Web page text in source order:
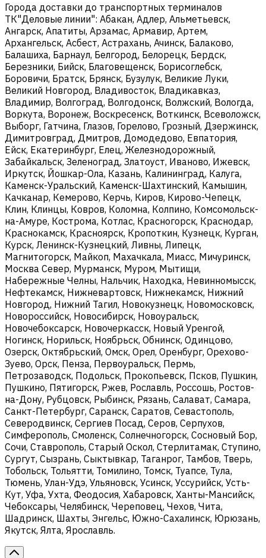
Города доставки до транспортных терминалов
ТК"Деловые линии": Абакан, Адлер, Альметьевск,
Ангарск, Апатиты, Арзамас, Армавир, Артем,
Архангельск, Асбест, Астрахань, Ачинск, Балаково,
Балашиха, Барнаул, Белгород, Белорецк, Бердск,
Березники, Бийск, Благовещенск, Борисоглебск,
Боровичи, Братск, Брянск, Бузулук, Великие Луки,
Великий Новгород, Владивосток, Владикавказ,
Владимир, Волгоград, Волгодонск, Волжский, Вологда,
Воркута, Воронеж, Воскресенск, Воткинск, Всеволожск,
Выборг, Гатчина, Глазов, Горелово, Грозный, Дзержинск,
Димитровград, Дмитров, Домодедово, Евпатория,
Ейск, Екатеринбург, Елец, Железнодорожный,
Забайкальск, Зеленоград, Златоуст, Иваново, Ижевск,
Иркутск, Йошкар-Ола, Казань, Калининград, Калуга,
Каменск-Уральский, Каменск-Шахтинский, Камышин,
Качканар, Кемерово, Керчь, Киров, Кирово-Чепецк,
Клин, Клинцы, Ковров, Коломна, Колпино, Комсомольск-
на-Амуре, Кострома, Котлас, Красногорск, Краснодар,
Краснокамск, Красноярск, Кропоткин, Кузнецк, Курган,
Курск, Ленинск-Кузнецкий, Ливны, Липецк,
Магнитогорск, Майкоп, Махачкала, Миасс, Мичуринск,
Москва Север, Мурманск, Муром, Мытищи,
Набережные Челны, Нальчик, Находка, Невинномысск,
Нефтекамск, Нижневартовск, Нижнекамск, Нижний
Новгород, Нижний Тагил, Новокузнецк, Новомосковск,
Новороссийск, Новосибирск, Новоуральск,
Новочебоксарск, Новочеркасск, Новый Уренгой,
Ногинск, Норильск, Ноябрьск, Обнинск, Одинцово,
Озерск, Октябрьский, Омск, Орел, Оренбург, Орехово-
Зуево, Орск, Пенза, Первоуральск, Пермь,
Петрозаводск, Подольск, Прокопьевск, Псков, Пушкин,
Пушкино, Пятигорск, Ржев, Рославль, Россошь, Ростов-
на-Дону, Рубцовск, Рыбинск, Рязань, Салават, Самара,
Санкт-Петербург, Саранск, Саратов, Севастополь,
Северодвинск, Сергиев Посад, Серов, Серпухов,
Симферополь, Смоленск, Солнечногорск, Сосновый Бор,
Сочи, Ставрополь, Старый Оскол, Стерлитамак, Ступино,
Сургут, Сызрань, Сыктывкар, Таганрог, Тамбов, Тверь,
Тобольск, Тольятти, Томилино, Томск, Туапсе, Тула,
Тюмень, Улан-Удэ, Ульяновск, Усинск, Уссурийск, Усть-
Кут, Уфа, Ухта, Феодосия, Хабаровск, Ханты-Мансийск,
Чебоксары, Челябинск, Череповец, Чехов, Чита,
Шадринск, Шахты, Энгельс, Южно-Сахалинск, Юрюзань,
Якутск, Ялта, Ярославль.